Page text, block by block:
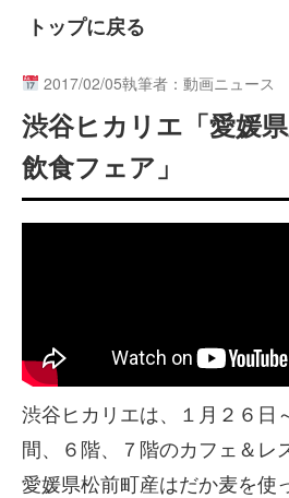
トップに戻る
2017/02/05執筆者：動画ニュース
渋谷ヒカリエ「愛媛
飲食フェア」
渋谷ヒカリエは、１月２６日
間、６階、７階のカフェ＆レ
愛媛県松前町産はだか麦を使